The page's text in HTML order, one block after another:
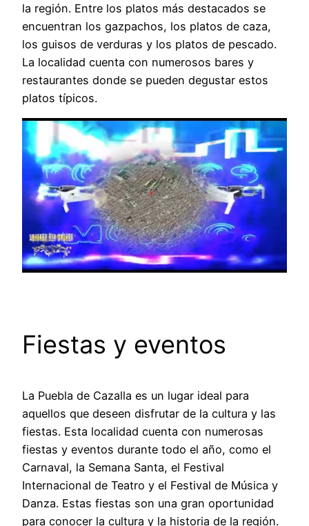
la región. Entre los platos más destacados se
encuentran los gazpachos, los platos de caza,
los guisos de verduras y los platos de pescado.
La localidad cuenta con numerosos bares y
restaurantes donde se pueden degustar estos
platos típicos.
Fiestas y eventos
La Puebla de Cazalla es un lugar ideal para
aquellos que deseen disfrutar de la cultura y las
fiestas. Esta localidad cuenta con numerosas
fiestas y eventos durante todo el año, como el
Carnaval, la Semana Santa, el Festival
Internacional de Teatro y el Festival de Música y
Danza. Estas fiestas son una gran oportunidad
para conocer la cultura y la historia de la región.